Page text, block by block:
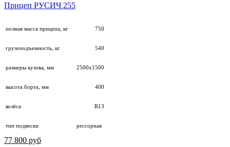
Прицеп РУСИЧ 255
полная масса прицепа, кг 750
грузоподъемность, кг 540
размеры кузова, мм 2500х1500
высота борта, мм 400
колёса R13
тип подвески рессорная
77 800 руб